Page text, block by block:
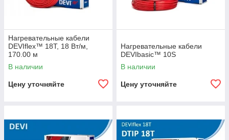
Нагревательные кабели
DEVIflex™ 18T, 18 Вт/м,
170.00 м
В наличии
Цену уточняйте
Нагревательные кабели
DEVIbasic™ 10S
В наличии
Цену уточняйте